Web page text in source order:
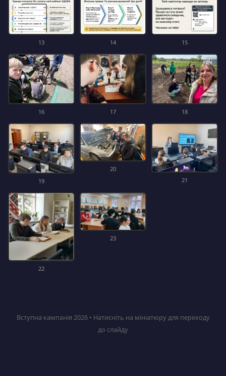
13 14 15
16 17 18
19
20
21
22
23
Вступна кампанія 2026 • Натисніть на мініатюру для переходу
до слайду